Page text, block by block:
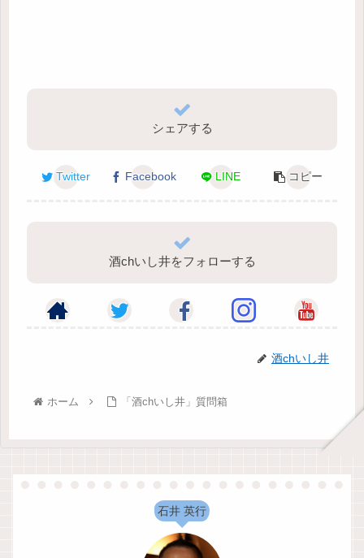
シェアする
Twitter Facebook LINE コピー
酒chいし井をフォローする
酒chいし井
ホーム 「酒chいし井」質問箱
石井 英行